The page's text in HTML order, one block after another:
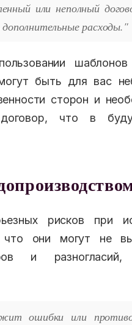
или неполный
расходы."
быть для вас
сторон и
что в
рисков при
они могут не
и
ошибки или